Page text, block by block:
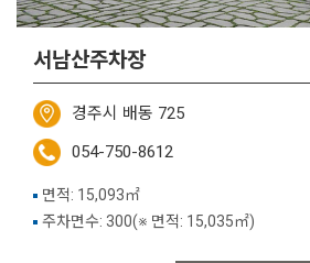
서남산주차장
경주시 배동 725
054-750-8612
면적: 15,093㎡
주차면수: 300(※ 면적: 15,035㎡)